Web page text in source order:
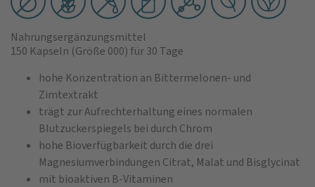
Nahrungsergänzungsmittel
150 Kapseln (Größe 000) für 30 Tage
hohe Konzentration an Bittermelonen- und
Zimtextrakt
trägt zur Aufrechterhaltung eines normalen
Blutzuckerspiegels bei durch Chrom
hohe Bioverfügbarkeit durch die drei
Magnesiumverbindungen Citrat, Malat und Bisglycinat
mit bioaktiven B-Vitaminen